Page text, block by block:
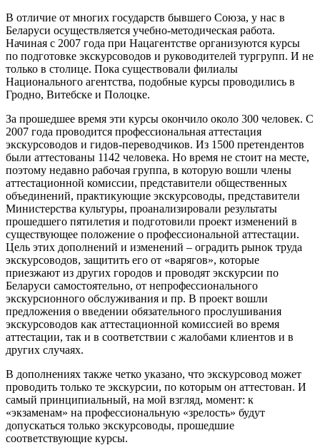
В отличие от многих государств бывшего Союза, у нас в
Беларуси осуществляется учебно-методическая работа.
Начиная с 2007 года при Нацагентстве организуются курсы
по подготовке экскурсоводов и руководителей тургрупп. И не
только в столице. Пока существовали филиалы
Национального агентства, подобные курсы проводились в
Гродно, Витебске и Полоцке.
За прошедшее время эти курсы окончило около 300 человек. С
2007 года проводится профессиональная аттестация
экскурсоводов и гидов-переводчиков. Из 1500 претендентов
были аттестованы 1142 человека. Но время не стоит на месте,
поэтому недавно рабочая группа, в которую вошли члены
аттестационной комиссии, представители общественных
объединений, практикующие экскурсоводы, представители
Министерства культуры, проанализировали результаты
прошедшего пятилетия и подготовили проект изменений в
существующее положение о профессиональной аттестации.
Цель этих дополнений и изменений – оградить рынок труда
экскурсоводов, защитить его от «варягов», которые
приезжают из других городов и проводят экскурсии по
Беларуси самостоятельно, от непрофессионального
экскурсионного обслуживания и пр. В проект вошли
предложения о введении обязательного прослушивания
экскурсоводов как аттестационной комиссией во время
аттестации, так и в соответствии с жалобами клиентов и в
других случаях.
В дополнениях также четко указано, что экскурсовод может
проводить только те экскурсии, по которым он аттестован. И
самый принципиальный, на мой взгляд, момент: к
«экзаменам» на профессиональную «зрелость» будут
допускаться только экскурсоводы, прошедшие
соответствующие курсы.